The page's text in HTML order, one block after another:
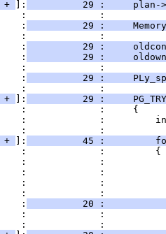
+ ]:
29 :     plan-
:             :
:
29 :
:             :
:
29 :
:
29 :
:             :
:
29 :
:             :
+ ]:
29 :
:             :     {
:             :
:             :
+ ]:
45 :
:             :         {
:             :
:             :
:             :
:             :
:
20 :
:             :
:             :